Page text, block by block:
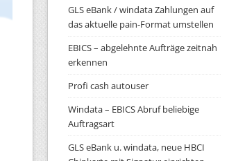
GLS eBank / windata Zahlungen auf
das aktuelle pain-Format umstellen
EBICS – abgelehnte Aufträge zeitnah
erkennen
Profi cash autouser
Windata – EBICS Abruf beliebige
Auftragsart
GLS eBank u. windata, neue HBCI